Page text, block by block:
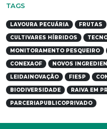
TAGS
LAVOURA PECUÁRIA FRUTAS
CULTIVARES HÍBRIDOS
MONITORAMENTO PESQUEIRO
CONEXAOF NOVOS
LEIDAINOVAÇÃO FIESP
BIODIVERSIDADE RAIVA EM
PARCERIAPUBLICOPRIVADO